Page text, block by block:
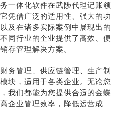
一体化软件在武陟代理记账领
凭借广泛的适用性、强大的功
及在诸多实际案例中展现出的
同行业的企业提供了高效、便
存管理解决方案。
务管理、供应链管理、生产制
块，适用于各类企业。无论您
我们都能为您提供合适的金蝶
企业管理效率，降低运营成